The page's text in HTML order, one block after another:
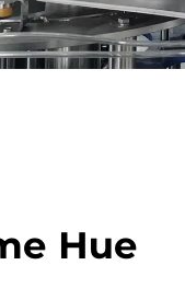
Ние